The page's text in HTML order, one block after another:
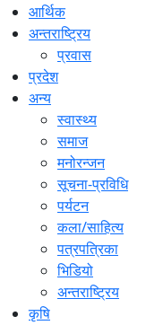
आर्थिक
अन्तराष्ट्रिय
प्रवास
प्रदेश
अन्य
स्वास्थ्य
समाज
मनोरन्जन
सूचना-प्रविधि
पर्यटन
कला/साहित्य
पत्रपत्रिका
भिडियो
अन्तराष्ट्रिय
कृषि